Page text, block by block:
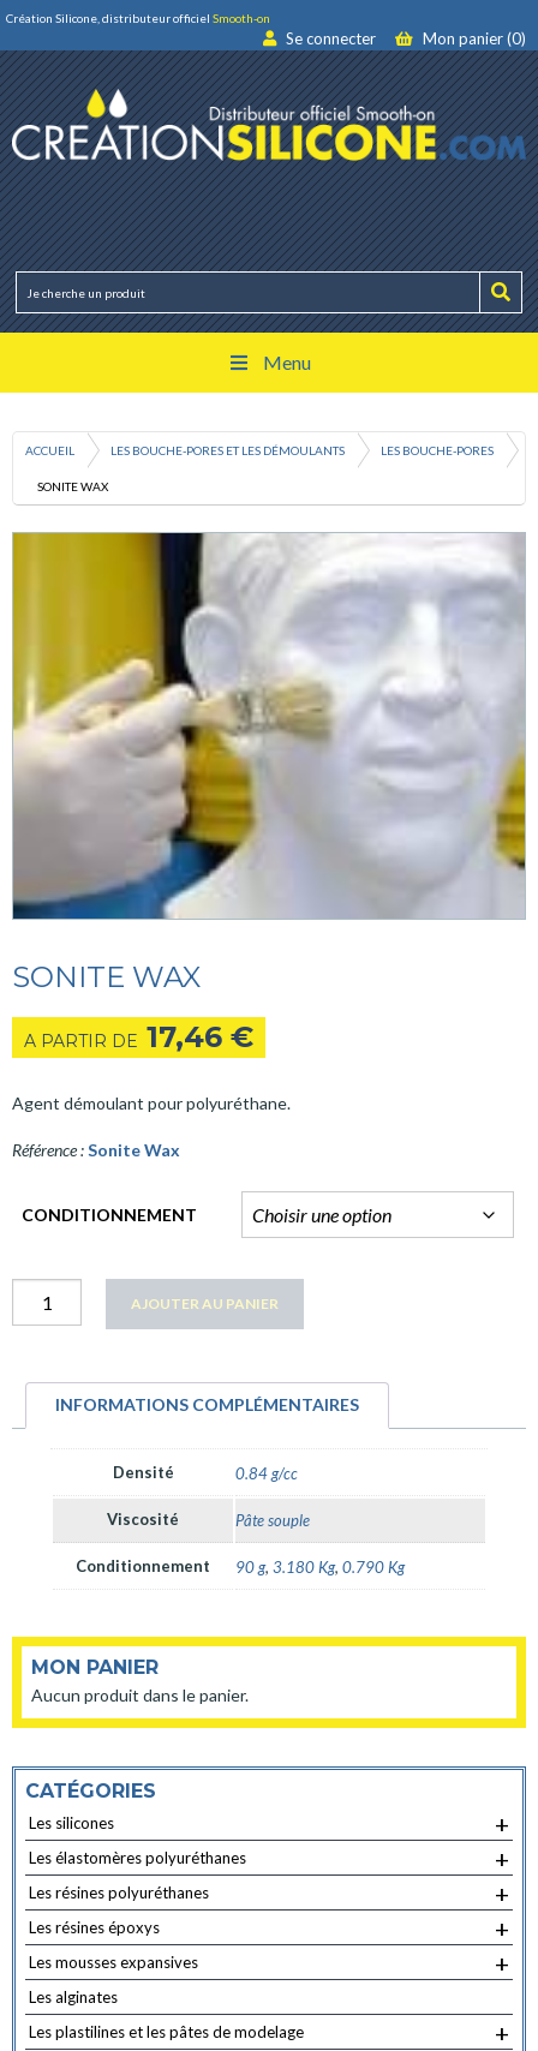
Création Silicone, distributeur officiel Smooth-on
Se connecter Mon panier (0)
Menu
ACCUEIL LES BOUCHE-PORES ET LES DÉMOULANTS LES BOUCHE-PORES
SONITE WAX
SONITE WAX
A PARTIR DE 17,46 €
Agent démoulant pour polyuréthane.
Référence :Sonite Wax
CONDITIONNEMENT
quantité
Sonite
AJOUTER AU PANIER
INFORMATIONS COMPLÉMENTAIRES
Densité 0.84 g/cc
Viscosité Pâte souple
Conditionnement 90 g, 3.180 Kg, 0.790 Kg
MON PANIER
Aucun produit dans le panier.
CATÉGORIES
+
Les silicones
+
Les élastomères polyuréthanes
+
Les résines polyuréthanes
+
Les résines époxys
+
Les mousses expansives
Les alginates
+
Les plastilines et les pâtes de modelage